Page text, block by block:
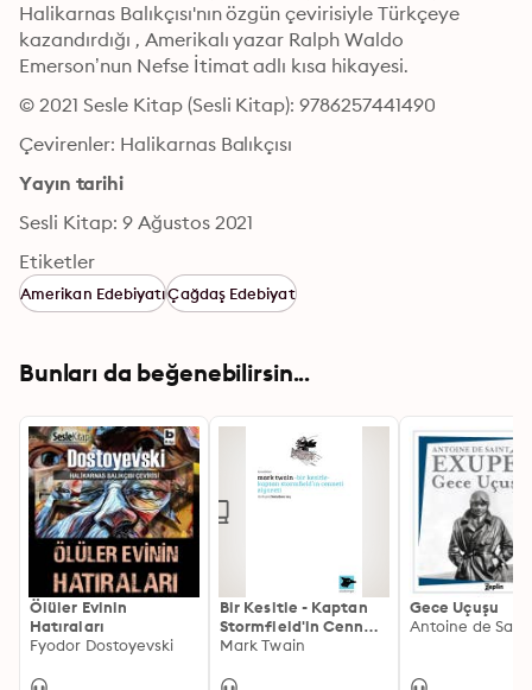
Halikarnas Balıkçısı'nın özgün çevirisiyle Türkçeye
kazandırdığı , Amerikalı yazar Ralph Waldo
Emerson’nun Nefse İtimat adlı kısa hikayesi.
© 2021 Sesle Kitap (Sesli Kitap): 9786257441490
Çevirenler: Halikarnas Balıkçısı
Yayın tarihi
Sesli Kitap: 9 Ağustos 2021
Etiketler
Amerikan EdebiyatıÇağdaş Edebiyat
Bunları da beğenebilirsin...
Ölüler Evinin
Hatıraları
Fyodor Dostoyevski
Bir Kesitle - Kaptan
Stormfield'in Cenneti
Ziyareti
Mark Twain
Gece Uçuşu